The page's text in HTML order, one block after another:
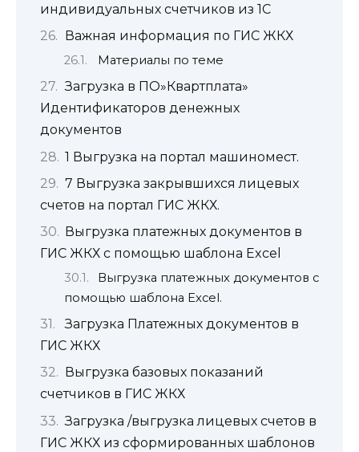
индивидуальных счетчиков из 1С
Важная информация по ГИС ЖКХ
Материалы по теме
Загрузка в ПО»Квартплата»
Идентификаторов денежных
документов
1 Выгрузка на портал машиномест.
7 Выгрузка закрывшихся лицевых
счетов на портал ГИС ЖКХ.
Выгрузка платежных документов в
ГИС ЖКХ с помощью шаблона Excel
Выгрузка платежных документов с
помощью шаблона Excel.
Загрузка Платежных документов в
ГИС ЖКХ
Выгрузка базовых показаний
счетчиков в ГИС ЖКХ
Загрузка /выгрузка лицевых счетов в
ГИС ЖКХ из сформированных шаблонов